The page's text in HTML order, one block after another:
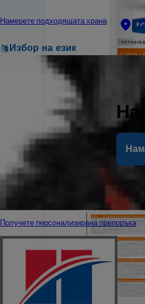
Намерете подходящата храна
Избор на език
Получете персонализирана препоръка